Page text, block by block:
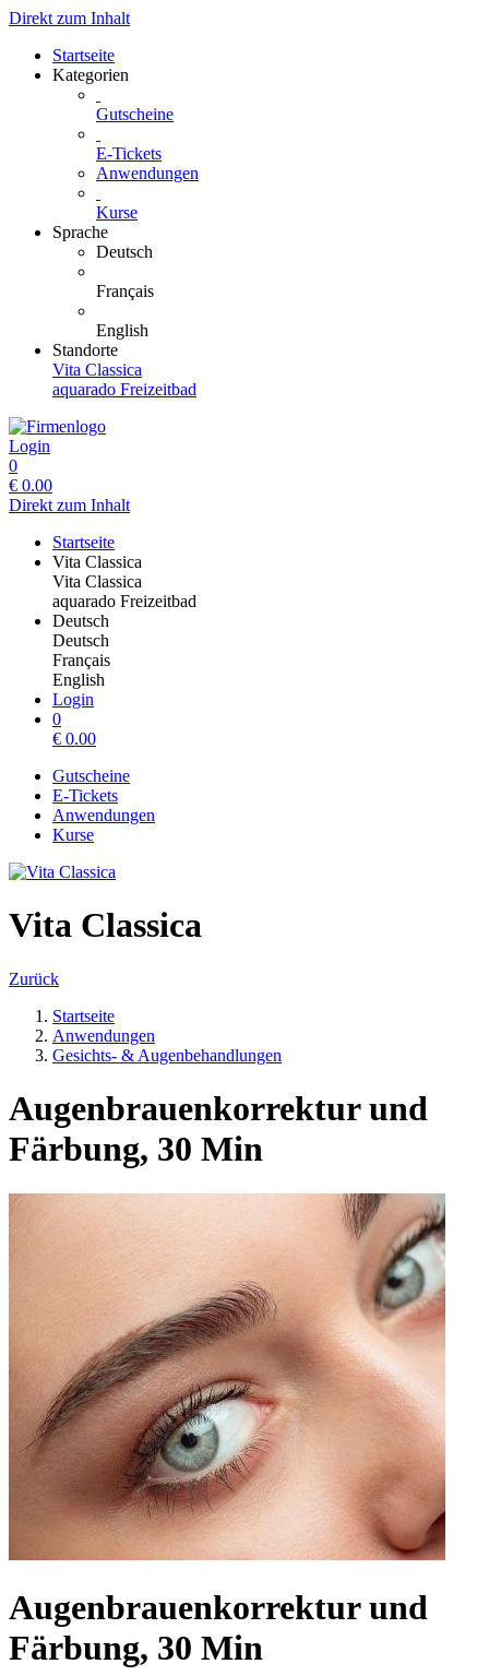
Direkt zum Inhalt
Startseite
Kategorien
Gutscheine
E-Tickets
Anwendungen
Kurse
Sprache
Deutsch
Français
English
Standorte
Vita Classica
aquarado Freizeitbad
Login
0
€ 0.00
Direkt zum Inhalt
Startseite
Vita Classica
Vita Classica
aquarado Freizeitbad
Deutsch
Deutsch
Français
English
Login
0
€ 0.00
Gutscheine
E-Tickets
Anwendungen
Kurse
Vita Classica
Zurück
Startseite
Anwendungen
Gesichts- & Augenbehandlungen
Augenbrauenkorrektur und
Färbung, 30 Min
Augenbrauenkorrektur und
Färbung, 30 Min